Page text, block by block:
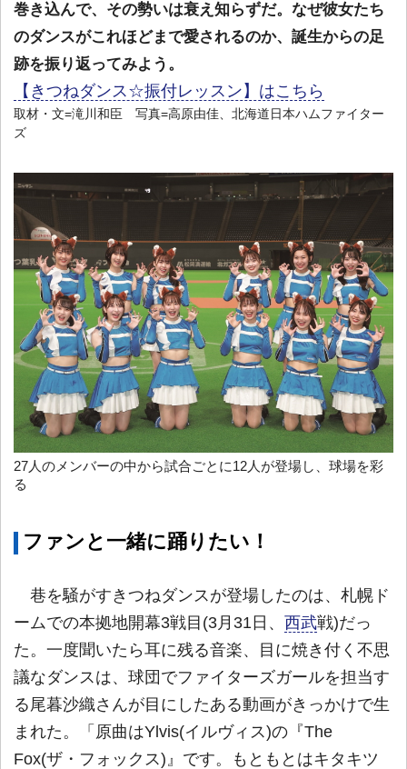
巻き込んで、その勢いは衰え知らずだ。なぜ彼女たち
のダンスがこれほどまで愛されるのか、誕生からの足
跡を振り返ってみよう。
【きつねダンス☆振付レッスン】はこちら
取材・文=滝川和臣 写真=高原由佳、北海道日本ハムファイター
ズ
27人のメンバーの中から試合ごとに12人が登場し、球場を彩
る
ファンと一緒に踊りたい！
巷を騒がすきつねダンスが登場したのは、札幌ド
ームでの本拠地開幕3戦目(3月31日、 西武戦)だっ
た。一度聞いたら耳に残る音楽、目に焼き付く不思
議なダンスは、球団でファイターズガールを担当す
る尾暮沙織さんが目にしたある動画がきっかけで生
まれた。「原曲はYlvis(イルヴィス)の『The
Fox(ザ・フォックス)』です。もともとはキタキツ